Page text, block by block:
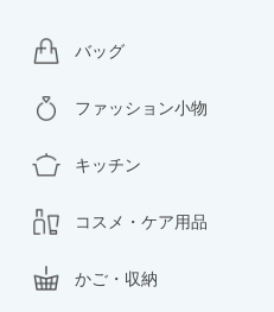
バッグ
ファッション小物
キッチン
コスメ・ケア用品
かご・収納